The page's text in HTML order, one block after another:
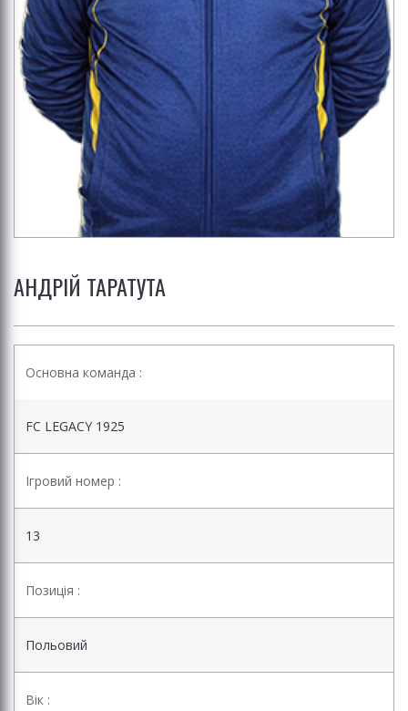
АНДРІЙ ТАРАТУТА
Основна команда :
FC LEGACY 1925
Ігровий номер :
13
Позиція :
Польовий
Вік :